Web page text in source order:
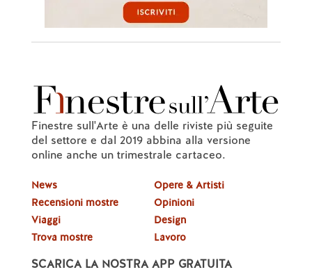
Finestre sull'Arte è una delle riviste più seguite
del settore e dal 2019 abbina alla versione
online anche un trimestrale cartaceo.
News
Recensioni mostre
Viaggi
Trova mostre
Opere & Artisti
Opinioni
Design
Lavoro
SCARICA LA NOSTRA APP GRATUITA